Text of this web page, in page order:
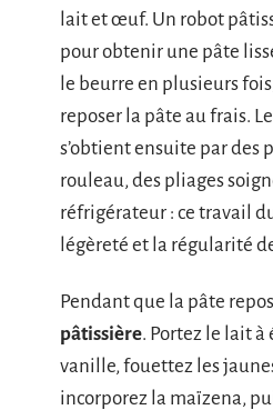
lait et œuf. Un robot
pour obtenir une pâte
le beurre en plusieurs
reposer la pâte au frais.
s’obtient ensuite par des
rouleau, des pliages
réfrigérateur : ce travail
légèreté et la régularité
Pendant que la pâte
pâtissière. Portez le lait
vanille, fouettez les
incorporez la maïzena,